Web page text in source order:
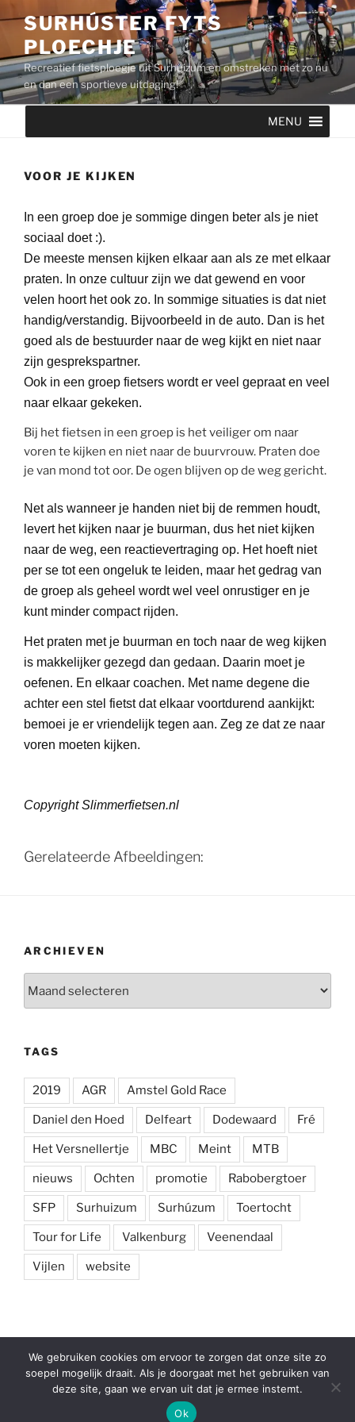
inhoud
SURHÚSTER FYTS
PLOECHJE
Recreatief fietsploegje uit Surhuizum en omstreken met zo nu
en dan een sportieve uitdaging!
MENU
VOOR JE KIJKEN
In een groep doe je sommige dingen beter als je niet
sociaal doet :).
De meeste mensen kijken elkaar aan als ze met elkaar
praten. In onze cultuur zijn we dat gewend en voor
velen hoort het ook zo. In sommige situaties is dat niet
handig/verstandig. Bijvoorbeeld in de auto. Dan is het
goed als de bestuurder naar de weg kijkt en niet naar
zijn gesprekspartner.
Ook in een groep fietsers wordt er veel gepraat en veel
naar elkaar gekeken.
Bij het fietsen in een groep is het veiliger om naar
voren te kijken en niet naar de buurvrouw. Praten doe
je van mond tot oor. De ogen blijven op de weg gericht.
Net als wanneer je handen niet bij de remmen houdt,
levert het kijken naar je buurman, dus het niet kijken
naar de weg, een reactievertraging op. Het hoeft niet
per se tot een ongeluk te leiden, maar het gedrag van
de groep als geheel wordt wel veel onrustiger en je
kunt minder compact rijden.
Het praten met je buurman en toch naar de weg kijken
is makkelijker gezegd dan gedaan. Daarin moet je
oefenen. En elkaar coachen. Met name degene die
achter een stel fietst dat elkaar voortdurend aankijkt:
bemoei je er vriendelijk tegen aan. Zeg ze dat ze naar
voren moeten kijken.
Copyright Slimmerfietsen.nl
Gerelateerde Afbeeldingen:
ARCHIEVEN
TAGS
2019 AGR Amstel Gold Race
Daniel den Hoed Delfeart Dodewaard Fré
Het Versnellertje MBC Meint MTB
nieuws Ochten promotie Rabobergtoer
SFP Surhuizum Surhúzum Toertocht
Tour for Life Valkenburg Veenendaal
Vijlen website
mail
Ondersteund door WordPress
We gebruiken cookies om ervoor te zorgen dat onze site zo
soepel mogelijk draait. Als je doorgaat met het gebruiken van
deze site, gaan we ervan uit dat je ermee instemt.
Ok